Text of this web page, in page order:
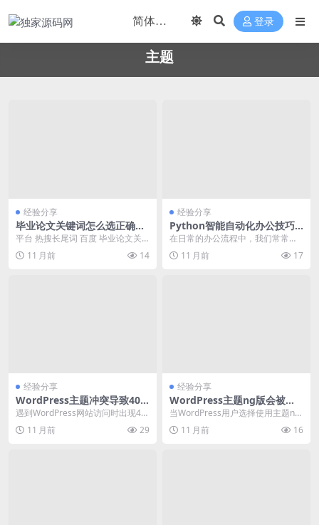
登录
主题
经验分享
毕业论文关键词怎么选正确方
法
平台 热搜长尾词 百度 毕业论文关
键词怎么选正确方法、毕业论文关
键词选择技巧、毕...
11 月前 14
经验分享
Python智能自动化办公技巧
解放双手
在日常的办公流程中，我们常常需
要处理大量的重复性任务，如数据
整理、报表生成、邮件...
11 月前 17
经验分享
WordPress主题冲突导致404
错误排查与解决
遇到WordPress网站访问时出现40
4错误，特别是主题切换后频繁发
生，这通常...
11 月前 29
经验分享
WordPress主题ng版会被告
吗
当WordPress用户选择使用主题ng
版时，一个常见的担忧是是否会面
临法律诉讼...
11 月前 16